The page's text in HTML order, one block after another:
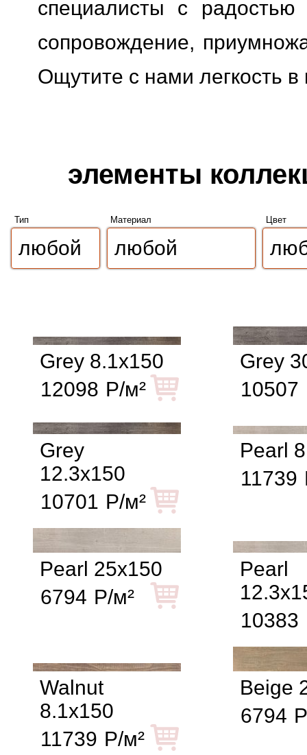
специалисты с радостью
сопровождение,
Ощутите с нами легкость
элементы
Тип Материал Цвет
Grey 8.1x150
12098 Р/м²
Grey
10507
Grey
12.3x150
10701 Р/м²
Pearl
11739
Pearl 25x150
6794 Р/м²
Pearl
10383
Walnut
8.1x150
11739 Р/м²
Beige
6794